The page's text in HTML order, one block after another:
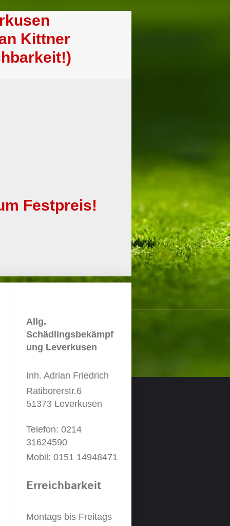
Kittner
Festpreis!
Allg.
Schädlingsbekämpf
ung Leverkusen
Inh. Adrian Friedrich
Ratiborerstr.6
51373 Leverkusen
Telefon: 0214
31624590
Mobil: 0151 14948471
Erreichbarkeit
Montags bis Freitags